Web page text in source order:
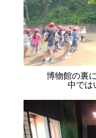
博物館の裏
中では